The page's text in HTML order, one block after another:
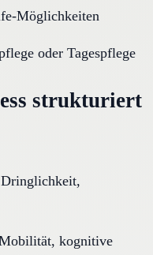
Möglichkeiten
oder Tagespflege
strukturiert
Dringlichkeit,
kognitive